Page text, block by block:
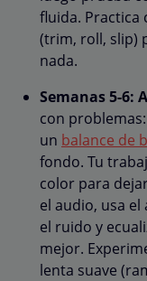
fluida. Practica
(trim, roll, slip)
nada.
Semanas 5-6:
con
un balance de
fondo. Tu
color para
el audio, usa
el ruido y
mejor.
lenta suave